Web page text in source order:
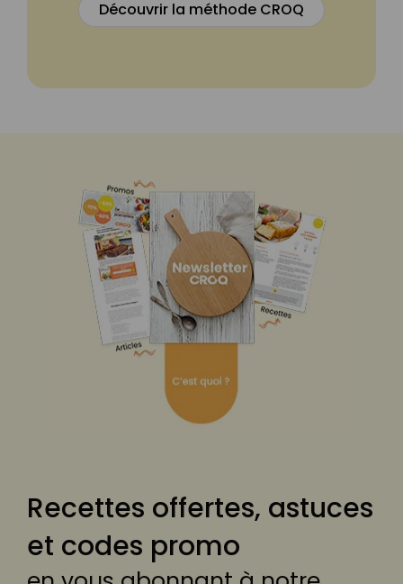
Découvrir la méthode CROQ
Recettes offertes, astuces
et codes promo